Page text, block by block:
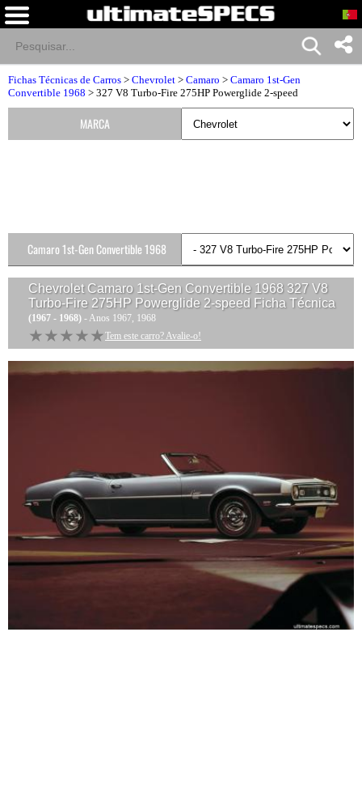
Fichas Técnicas de Carros > Chevrolet > Camaro > Camaro 1st-Gen
Convertible 1968 > 327 V8 Turbo-Fire 275HP Powerglide 2-speed
Chevrolet Camaro 1st-Gen Convertible 1968 327 V8
Turbo-Fire 275HP Powerglide 2-speed Ficha Técnica
(1967 - 1968) - Anos 1967, 1968
★★★★★
★★★★★ Tem este carro? Avalie-o!
MARCA
Camaro 1st-Gen Convertible 1968
Versões